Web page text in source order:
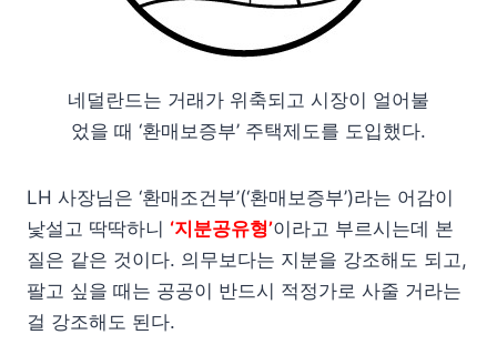
네덜란드는 거래가 위축되고 시장이 얼어불
었을 때 ‘환매보증부’ 주택제도를 도입했다.
LH 사장님은 ‘환매조건부’(‘환매보증부’)라는 어감이
낯설고 딱딱하니 ‘지분공유형’이라고 부르시는데 본
질은 같은 것이다. 의무보다는 지분을 강조해도 되고,
팔고 싶을 때는 공공이 반드시 적정가로 사줄 거라는
걸 강조해도 된다.